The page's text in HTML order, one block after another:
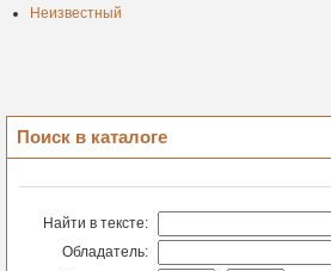
Неизвестный
Поиск в каталоге
Найти в тексте:
Обладатель: